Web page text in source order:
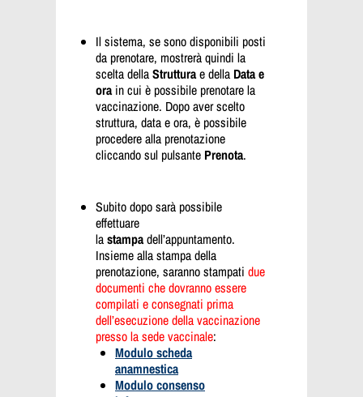
Il sistema, se sono disponibili posti
da prenotare, mostrerà quindi la
scelta dellaStrutturae della Data e
ora in cui è possibile prenotare la
vaccinazione. Dopo aver scelto
struttura, data e ora, è possibile
procedere alla prenotazione
cliccando sul pulsante Prenota.
Subito dopo sarà possibile
effettuare
lastampadell’appuntamento.
Insieme alla stampa della
prenotazione, saranno stampati due
documenti che dovranno essere
compilati e consegnati prima
dell’esecuzione della vaccinazione
presso la sede vaccinale:
Modulo scheda
anamnestica
Modulo consenso